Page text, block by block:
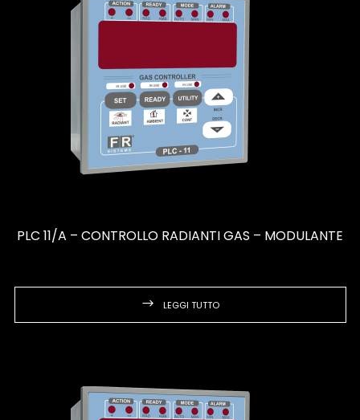
PLC 11/A – CONTROLLO RADIANTI GAS – MODULANTE
LEGGI TUTTO